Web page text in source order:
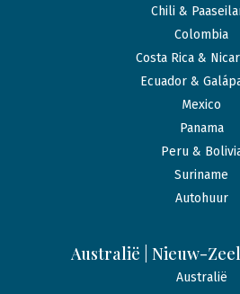
Chili &
Colombia
Costa Rica &
Ecuador &
Mexico
Panama
Peru &
Suriname
Autohuur
Australië | Nieuw-
Australië